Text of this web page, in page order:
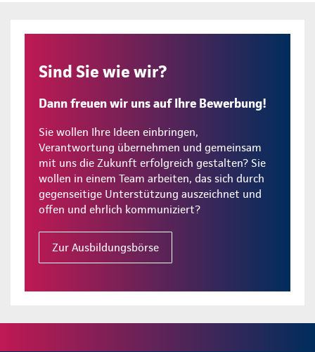
Sind Sie wie wir?
Dann freuen wir uns auf Ihre Bewerbung!
Sie wollen Ihre Ideen einbringen,
Verantwortung übernehmen und gemeinsam
mit uns die Zukunft erfolgreich gestalten? Sie
wollen in einem Team arbeiten, das sich durch
gegenseitige Unterstützung auszeichnet und
offen und ehrlich kommuniziert?
Zur Ausbildungsbörse